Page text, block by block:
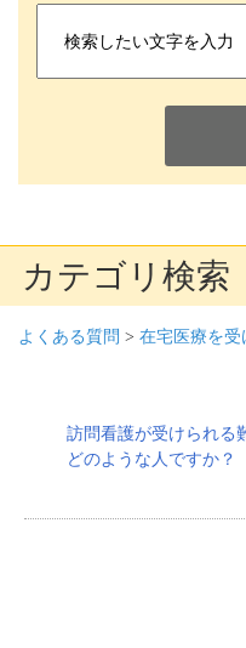
カテゴリ検索
よくある質問 > 在宅医療を受
訪問看護が受けられる
どのような人ですか？